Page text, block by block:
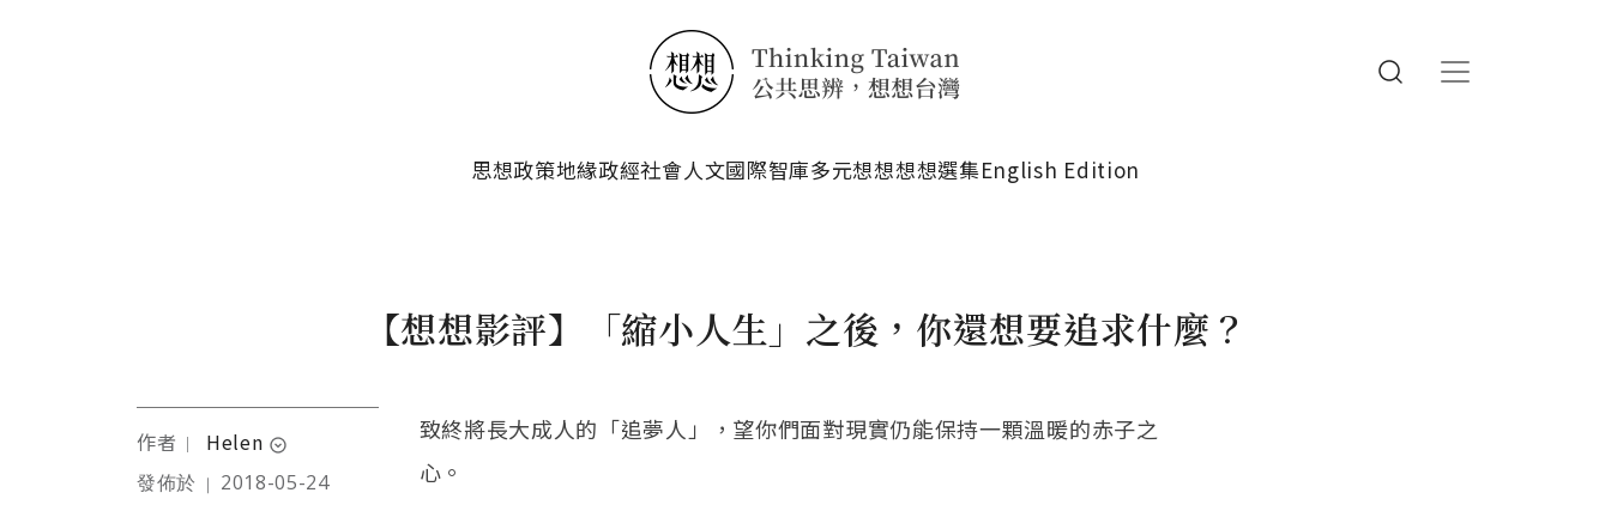
思想政策地緣政經社會人文國際智庫多元想想想想選集English Edition
【想想影評】「縮小人生」之後，你還想要追求什麼？
作者 ｜ Helen expand_circle_down
一個隨性但又敏感的大女
發佈於 ｜ 2018-05-24
致終將長大成人的「追夢人」，望你們面對現實仍能保持一顆溫暖的赤子之
心。